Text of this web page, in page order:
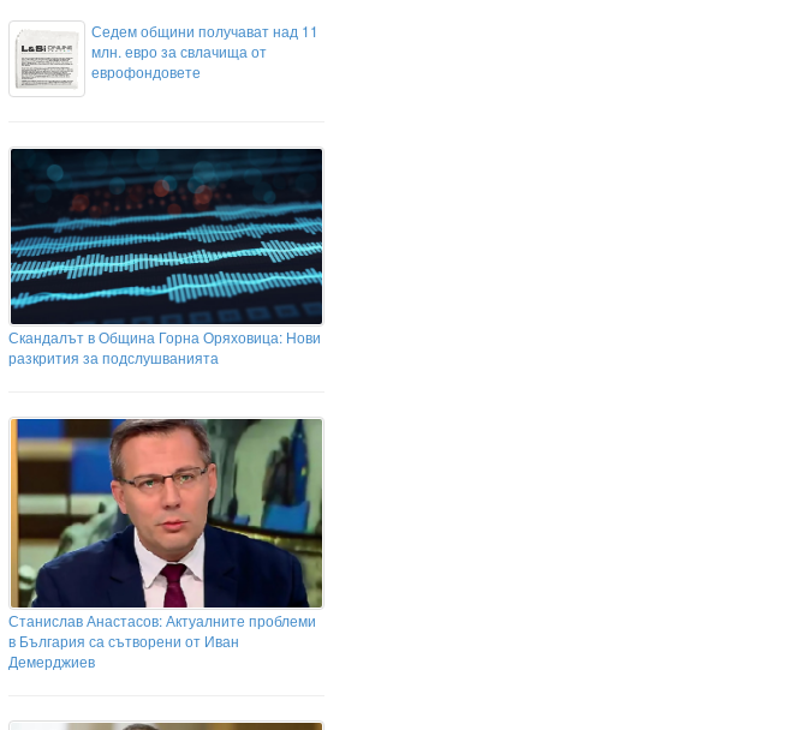
Седем общини получават над 11
млн. евро за свлачища от
еврофондовете
Скандалът в Община Горна Оряховица: Нови
разкрития за подслушванията
Станислав Анастасов: Актуалните проблеми
в България са сътворени от Иван
Демерджиев